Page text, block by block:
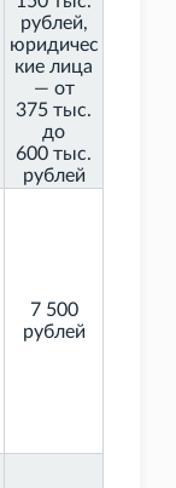
рублей,
юридичес
кие лица
— от
375 тыс.
до
600 тыс.
рублей
7 500
рублей